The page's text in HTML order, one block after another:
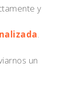
y
.
un